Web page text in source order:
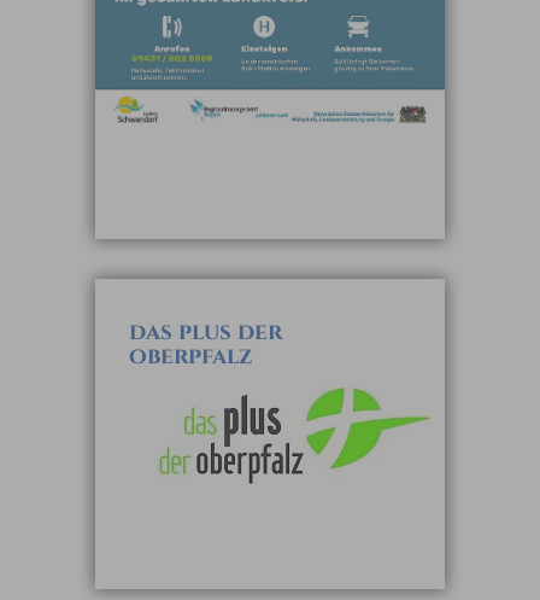
das plus der
oberpfalz